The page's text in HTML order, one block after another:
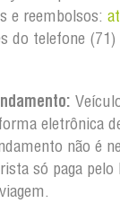
e reembolsos:
do telefone
eletrônica
não é
só paga